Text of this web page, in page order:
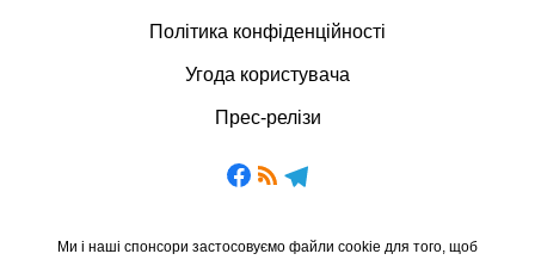
Політика конфіденційності
Угода користувача
Прес-релізи
Ми і наші спонсори застосовуємо файли cookie для того, щоб